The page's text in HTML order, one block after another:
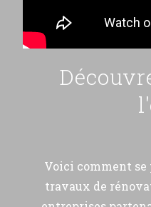
Voici comment se
travaux de